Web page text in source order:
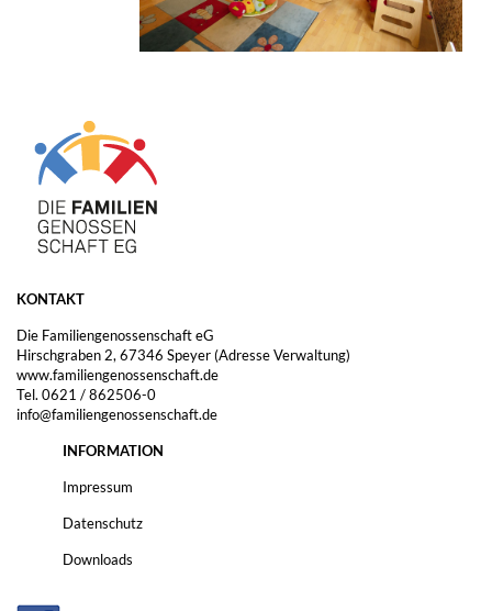
KONTAKT
Die Familiengenossenschaft eG
Hirschgraben 2, 67346 Speyer (Adresse Verwaltung)
www.familiengenossenschaft.de
Tel. 0621 / 862506-0
info@familiengenossenschaft.de
INFORMATION
Impressum
Datenschutz
Downloads